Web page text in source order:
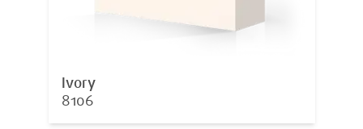
Ivory
8106